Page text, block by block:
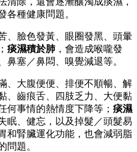
各種健康問題。
、臉色發黃、眼圈發黑、頭暈
痰濕積於肺 ，會造成喉嚨發
鼻塞／鼻悶、嗅覺減退等。
、大腹便便、排便不順暢、解
、齒痕舌、四肢乏力、大便黏
何事情的熱情度下降等； 痰濕
眠、健忘，以及掉髮／頭髮易
和腎臟運化功能，也會減弱脂
問題。